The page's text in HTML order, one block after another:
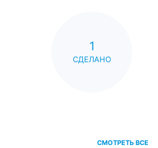
1
СДЕЛАНО
СМОТРЕТЬ ВСЕ